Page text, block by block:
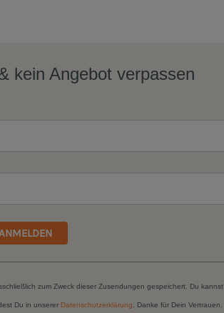
kein Angebot verpassen
zum Zweck dieser Zusendungen gespeichert. Du kannst
Du in unserer Datenschutzerklärung . Danke für Dein Vertrauen.